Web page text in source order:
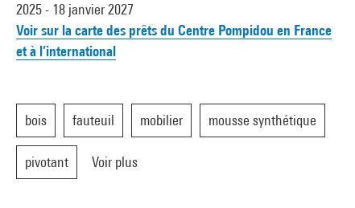
2025 - 18 janvier 2027
Voir sur la carte des prêts du Centre Pompidou en France
et à l’international
bois fauteuil mobilier mousse synthétique
pivotant Voir plus